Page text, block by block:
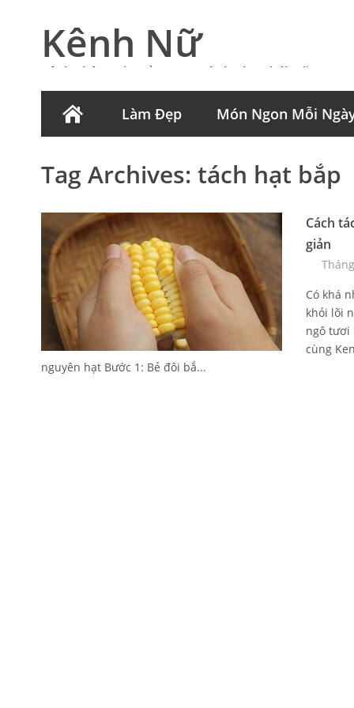
Kênh Nữ
Kênh Thông Tin Tổng Hợp Dành Cho Phái Nữ
Làm Đẹp Món Ngon Mỗi
Tag Archives: tách hạt bắp
Cách
giản
Có khá
khỏi lõi
ngô tươi
cùng
nguyên hạt Bước 1: Bẻ đôi bắ...